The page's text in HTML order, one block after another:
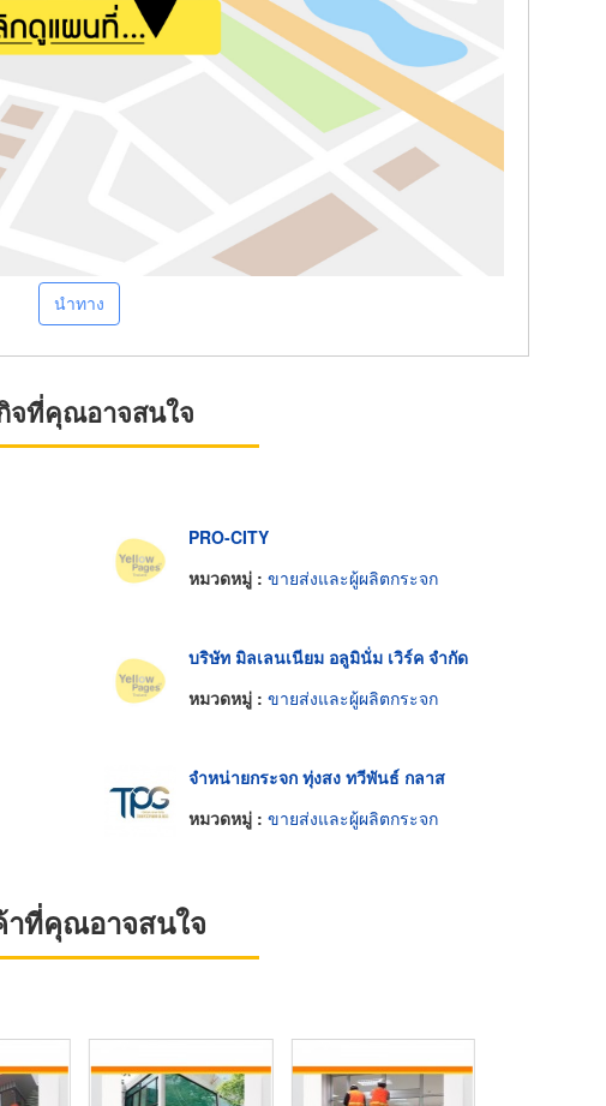
นำทาง
จที่คุณอาจสนใจ
PRO-CITY
หมวดหมู่ : ขายส่งและผู้ผลิตกระจก
บริษัท มิลเลนเนียม อลูมินั่ม เวิร์ค จำกัด
หมวดหมู่ : ขายส่งและผู้ผลิตกระจก
จำหน่ายกระจก ทุ่งสง ทวีพันธ์ กลาส
หมวดหมู่ : ขายส่งและผู้ผลิตกระจก
ที่คุณอาจสนใจ